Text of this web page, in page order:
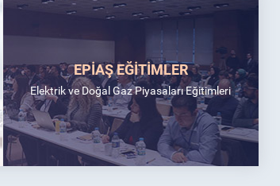
EPİAŞ EĞİTİMLER
Elektrik ve Doğal Gaz Piyasaları Eğitimleri